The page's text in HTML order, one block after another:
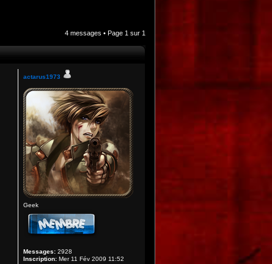
4 messages • Page 1 sur 1
actarus1973
Geek
Messages: 2928
Inscription: Mer 11 Fév 2009 11:52